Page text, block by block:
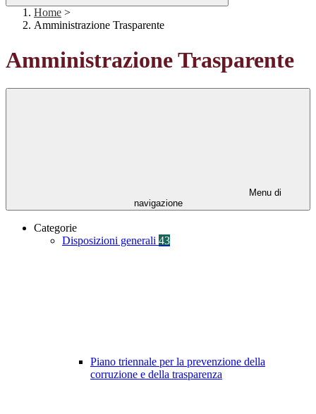
Home >
Amministrazione Trasparente
Amministrazione Trasparente
Menu di
navigazione
Categorie
Disposizioni generali 43
Piano triennale per la prevenzione della
corruzione e della trasparenza